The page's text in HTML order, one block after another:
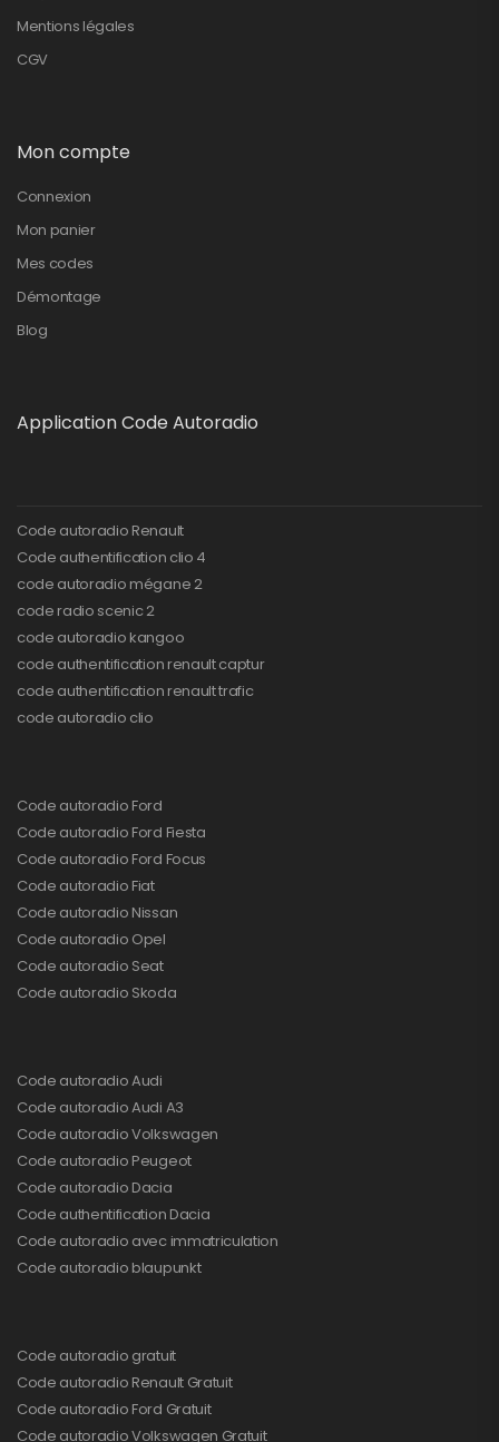
Mentions légales
CGV
Mon compte
Connexion
Mon panier
Mes codes
Démontage
Blog
Application Code Autoradio
Code autoradio Renault
Code authentification clio 4
code autoradio mégane 2
code radio scenic 2
code autoradio kangoo
code authentification renault captur
code authentification renault trafic
code autoradio clio
Code autoradio Ford
Code autoradio Ford Fiesta
Code autoradio Ford Focus
Code autoradio Fiat
Code autoradio Nissan
Code autoradio Opel
Code autoradio Seat
Code autoradio Skoda
Code autoradio Audi
Code autoradio Audi A3
Code autoradio Volkswagen
Code autoradio Peugeot
Code autoradio Dacia
Code authentification Dacia
Code autoradio avec immatriculation
Code autoradio blaupunkt
Code autoradio gratuit
Code autoradio Renault Gratuit
Code autoradio Ford Gratuit
Code autoradio Volkswagen Gratuit